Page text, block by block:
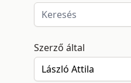
Szerző által